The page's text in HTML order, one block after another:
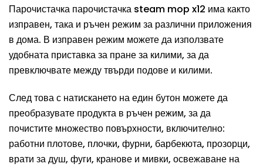
Парочистачка парочистачка steam mop x12 има както
изправен, така и ръчен режим за различни приложения
в дома. В изправен режим можете да използвате
удобната приставка за пране за килими, за да
превключвате между твърди подове и килими.
След това с натискането на един бутон можете да
преобразувате продукта в ръчен режим, за да
почистите множество повърхности, включително:
работни плотове, плочки, фурни, барбекюта, прозорци,
врати за душ, фуги, кранове и мивки, освежаване на